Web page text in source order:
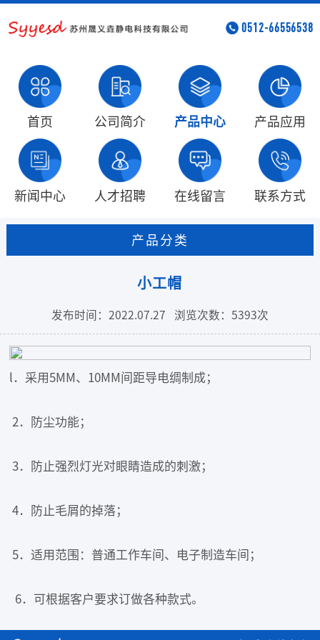
0512-66556538
首页 公司简介 产品中心 产品应用
新闻中心 人才招聘 在线留言 联系方式
产品分类
小工帽
发布时间：2022.07.27 浏览次数：5393次
l．采用5MM、10MM间距导电绸制成；
2．防尘功能；
3．防止强烈灯光对眼睛造成的刺激；
4．防止毛屑的掉落；
5．适用范围：普通工作车间、电子制造车间；
6．可根据客户要求订做各种款式。